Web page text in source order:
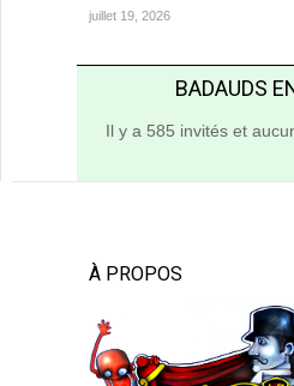
juillet 19, 2026
BADAUDS
Il y a 585 invités et
À PROPOS